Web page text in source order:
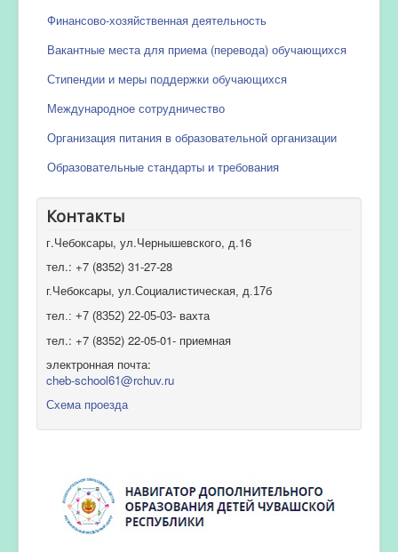
Финансово-хозяйственная деятельность
Вакантные места для приема (перевода) обучающихся
Стипендии и меры поддержки обучающихся
Международное сотрудничество
Организация питания в образовательной организации
Образовательные стандарты и требования
Контакты
г.Чебоксары, ул.Чернышевского, д.16
тел.: +7 (8352) 31-27-28
г.Чебоксары, ул.Социалистическая, д.17б
тел.: +7 (8352) 22-05-03- вахта
тел.: +7 (8352) 22-05-01- приемная
электронная почта:
cheb-school61@rchuv.ru
Схема проезда